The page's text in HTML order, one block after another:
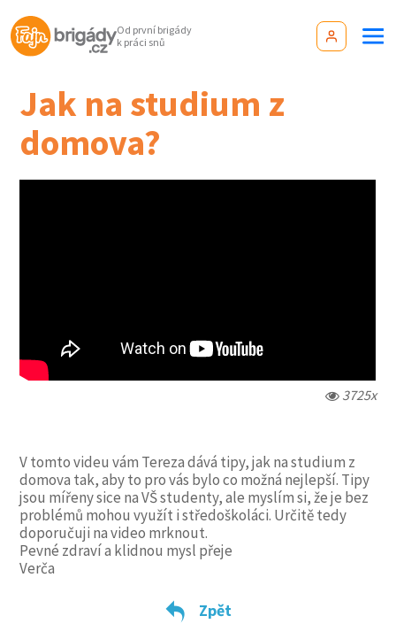
Od první brigády
k práci snů
Jak na studium z
domova?
3725x
V tomto videu vám Tereza dává tipy, jak na studium z
domova tak, aby to pro vás bylo co možná nejlepší. Tipy
jsou mířeny sice na VŠ studenty, ale myslím si, že je bez
problémů mohou využít i středoškoláci. Určitě tedy
doporučuji na video mrknout.
Pevné zdraví a klidnou mysl přeje
Verča
Zpět